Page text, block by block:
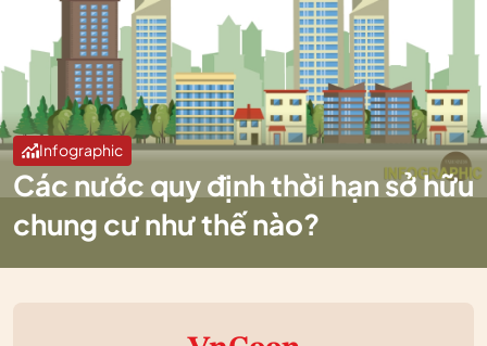
Infographic
Các nước quy định thời hạn sở hữu
chung cư như thế nào?